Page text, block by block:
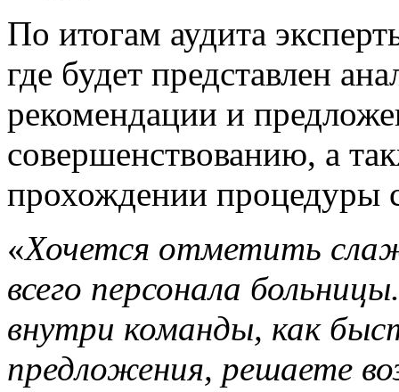
По итогам аудита
где будет представлен
рекомендации и
совершенствованию, а
прохождении процедуры
«Хочется отметить
всего персонала
внутри команды, как
предложения, решаете